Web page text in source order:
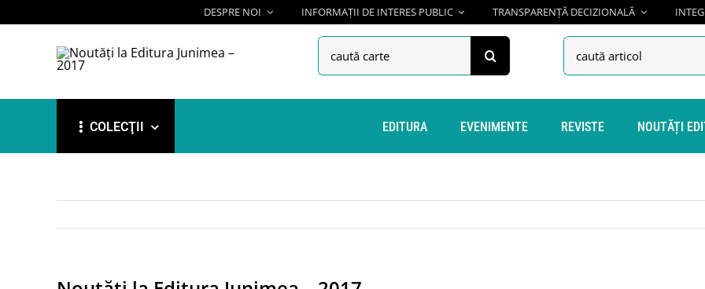
to
DESPRE NOI INFORMAȚII DE INTERES PUBLIC TRANSPARENȚĂ DECIZIONALĂ
Search
for:
Search
for:
COLECŢII EDITURA EVENIMENTE REVISTE NOUTĂȚI